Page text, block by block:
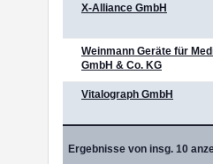
Ergebnisse von insg. 10
X-Alliance GmbH
Weinmann Geräte für
GmbH & Co. KG
Vitalograph GmbH